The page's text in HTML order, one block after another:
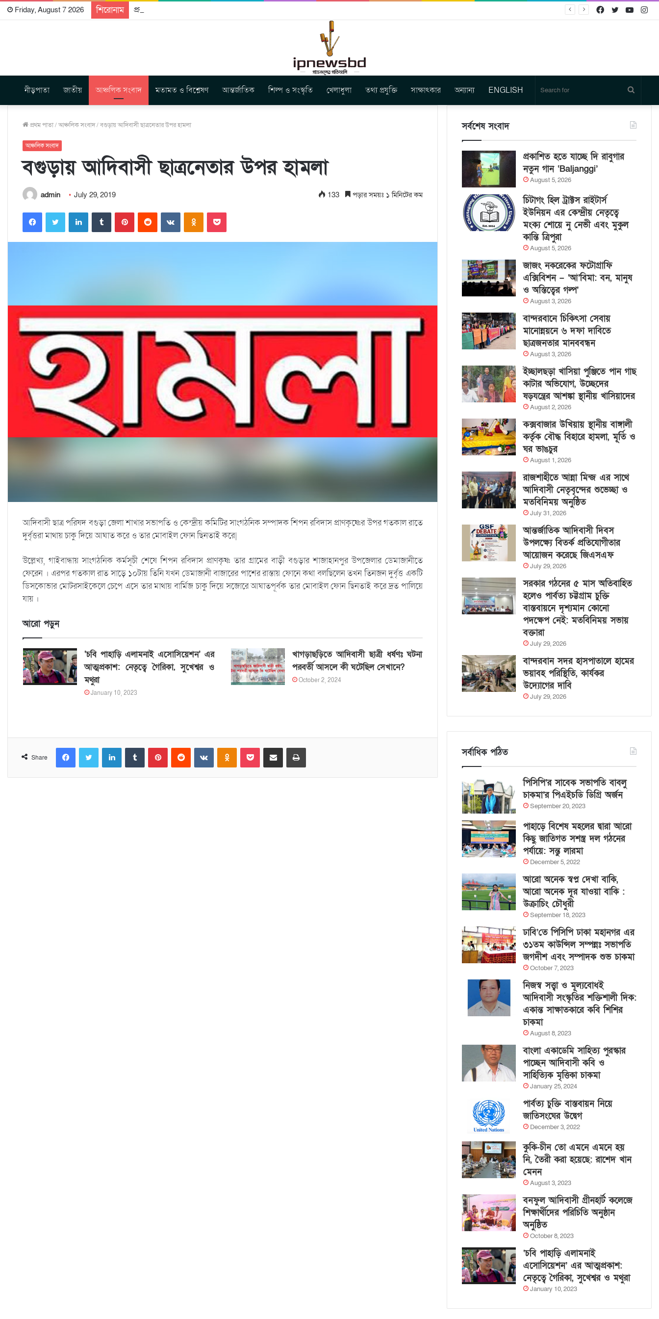
Friday, August 7 2026 শিরোনাম প্রকাশিত হতে যাচ্ছে দি রাবুগার নতুন গান ‘Baljanggi’ Twitter
Facebook
নীড়পাতা জাতীয় আঞ্চলিক সংবাদ মতামত ও বিশ্লেষণ আন্তর্জাতিক শিল্প ও সংস্কৃতি খেলাধুলা তথ্য প্রযুক্তি সাক্ষাৎকার অন্যান্য ENGLISH
for
প্রথম পাতা/আঞ্চলিক সংবাদ/বগুড়ায় আদিবাসী ছাত্রনেতার উপর হামলা
আঞ্চলিক সংবাদ
বগুড়ায় আদিবাসী ছাত্রনেতার উপর হামলা
admin July 29, 2019 133 পড়ার সময়ঃ ১ মিনিটের কম
আদিবাসী ছাত্র পরিষদ বগুড়া জেলা শাখার সভাপতি ও কেন্দ্রীয় কমিটির সাংগঠনিক সম্পাদক শিপন রবিদাস প্রাণকৃষ্ণের উপর গতকাল রাতে
দুর্বৃত্তরা মাথায় চাকু দিয়ে আঘাত করে ও তার মোবাইল ফোন ছিনতাই করে|
উল্লেখ্য, গাইবান্ধায় সাংগঠনিক কর্মসূচী শেষে শিপন রবিদাস প্রাণকৃষ্ণ তার গ্রামের বাড়ী বগুড়ার শাজাহানপুর উপজেলার ডেমাজানীতে
ফেরেন । এরপর গতকাল রাত সাড়ে ১০টায় তিনি যখন ডেমাজানী বাজারের পাশের রাস্তায় ফোনে কথা বলছিলেন তখন তিনজন দুর্বৃত্ত একটি
ডিসকোভার মোটরসাইকেলে চেপে এসে তার মাথায় বার্মিজ চাকু দিয়ে সজোরে আঘাতপূর্বক তার মোবাইল ফোন ছিনতাই করে দ্রত পালিয়ে
যায় ।
আরো পড়ুন
‘চবি পাহাড়ি এলামনাই এসোসিয়েশন’ এর
আত্মপ্রকাশ: নেতৃত্বে গৈরিকা, সুখেশ্বর ও
মথুরা
January 10, 2023
খাগড়াছড়িতে আদিবাসী ছাত্রী ধর্ষণঃ ঘটনা
পরবর্তী আসলে কী ঘটেছিল সেখানে?
October 2, 2024
Share
সর্বশেষ সংবাদ
প্রকাশিত হতে যাচ্ছে দি রাবুগার
নতুন গান ‘Baljanggi’
August 5, 2026
চিটাগং হিল ট্রাক্টস রাইটার্স
ইউনিয়ন এর কেন্দ্রীয় নেতৃত্বে
মংক্য শোয়ে নু নেভী এবং মুকুল
কান্তি ত্রিপুরা
August 5, 2026
জাজং নকরেকের ফটোগ্রাফি
এক্সিবিশন – ‘আ’বিমা: বন, মানুষ
ও অস্তিত্বের গল্প’
August 3, 2026
বান্দরবানে চিকিৎসা সেবায়
মানোন্নয়নে ৬ দফা দাবিতে
ছাত্রজনতার মানববন্ধন
August 3, 2026
ইচ্ছালছড়া খাসিয়া পুঞ্জিতে পান গাছ
কাটার অভিযোগ, উচ্ছেদের
ষড়যন্ত্রের আশঙ্কা স্থানীয় খাসিয়াদের
August 2, 2026
কক্সবাজার উখিয়ায় স্থানীয় বাঙ্গালী
কর্তৃক বৌদ্ধ বিহারে হামলা, মূর্তি ও
ঘর ভাঙচুর
August 1, 2026
রাজশাহীতে আন্না মিন্জ এর সাথে
আদিবাসী নেতৃবৃন্দের শুভেচ্ছা ও
মতবিনিময় অনুষ্ঠিত
July 31, 2026
আন্তর্জাতিক আদিবাসী দিবস
উপলক্ষ্যে বিতর্ক প্রতিযোগীতার
আয়োজন করেছে জিএসএফ
July 29, 2026
সরকার গঠনের ৫ মাস অতিবাহিত
হলেও পার্বত্য চট্টগ্রাম চুক্তি
বাস্তবায়নে দৃশ্যমান কোনো
পদক্ষেপ নেই: মতবিনিময় সভায়
বক্তারা
July 29, 2026
বান্দরবান সদর হাসপাতালে হামের
ভয়াবহ পরিস্থিতি, কার্যকর
উদ্যোগের দাবি
July 29, 2026
সর্বাধিক পঠিত
পিসিপি’র সাবেক সভাপতি বাবলু
চাকমা’র পিএইচডি ডিগ্রি অর্জন
September 20, 2023
পাহাড়ে বিশেষ মহলের দ্বারা আরো
কিছু জাতিগত সশস্ত্র দল গঠনের
পর্যায়ে: সন্তু লারমা
December 5, 2022
আরো অনেক স্বপ্ন দেখা বাকি,
আরো অনেক দূর যাওয়া বাকি :
উক্রাচিং চৌধুরী
September 18, 2023
ঢাবি’তে পিসিপি ঢাকা মহানগর এর
৩১তম কাউন্সিল সম্পন্নঃ সভাপতি
জগদীশ এবং সম্পাদক শুভ চাকমা
October 7, 2023
নিজস্ব সত্ত্বা ও মূল্যবোধই
আদিবাসী সংস্কৃতির শক্তিশালী দিক:
একান্ত সাক্ষাতকারে কবি শিশির
চাকমা
August 8, 2023
বাংলা একাডেমি সাহিত্য পুরস্কার
পাচ্ছেন আদিবাসী কবি ও
সাহিত্যিক মৃত্তিকা চাকমা
January 25, 2024
পার্বত্য চুক্তি বাস্তবায়ন নিয়ে
জাতিসংঘের উদ্বেগ
December 3, 2022
কুকি-চীন তো এমনে এমনে হয়
নি, তৈরী করা হয়েছে: রাশেদ খান
মেনন
August 3, 2023
বনফুল আদিবাসী গ্রীনহার্ট কলেজে
শিক্ষার্থীদের পরিচিতি অনুষ্ঠান
অনুষ্ঠিত
October 8, 2023
‘চবি পাহাড়ি এলামনাই
এসোসিয়েশন’ এর আত্মপ্রকাশ:
নেতৃত্বে গৈরিকা, সুখেশ্বর ও মথুরা
January 10, 2023